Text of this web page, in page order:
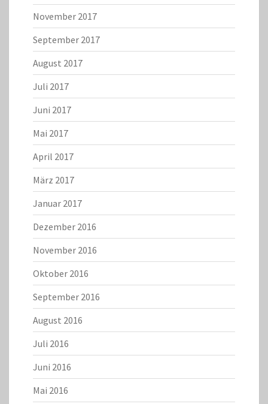
November 2017
September 2017
August 2017
Juli 2017
Juni 2017
Mai 2017
April 2017
März 2017
Januar 2017
Dezember 2016
November 2016
Oktober 2016
September 2016
August 2016
Juli 2016
Juni 2016
Mai 2016